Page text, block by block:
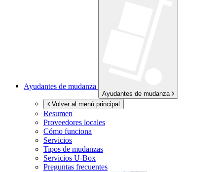
Ayudantes de mudanza
Ayudantes de mudanza
Volver al menú principal
Resumen
Proveedores locales
Cómo funciona
Servicios
Tipos de mudanzas
Servicios U-Box
Preguntas frecuentes